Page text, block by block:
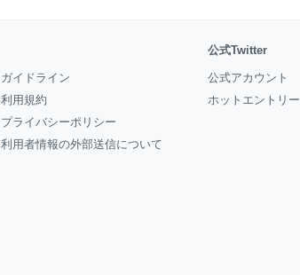
ガイドライン
利用規約
プライバシーポリシー
利用者情報の外部送信について
公式Twitter
公式アカウント
ホットエントリー